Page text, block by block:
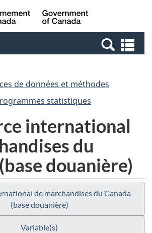
Passer
au
Passer
à
Canada
et
de données et méthodes
statistiques
international
du
douanière)
de marchandises du Canada
(base douanière)
Variable(s)